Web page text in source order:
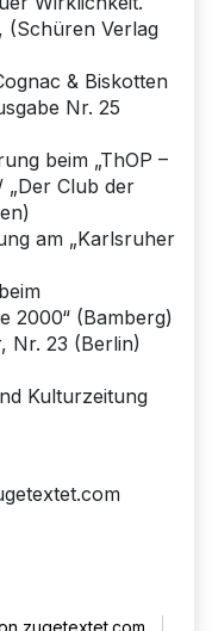
(Schüren Verlag
& Biskotten
Nr. 25
beim „ThOP –
„Der Club der
am „Karlsruher
2000“ (Bamberg)
Nr. 23 (Berlin)
Kulturzeitung
zugetextet.com